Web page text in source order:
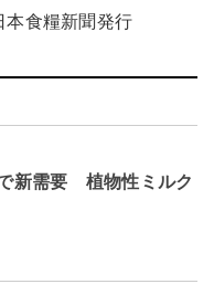
本食糧新聞発行
新需要 植物性ミルク